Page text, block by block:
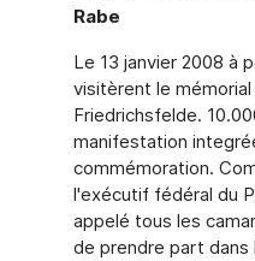
Rabe
Le 13 janvier 2008 à
visitèrent le
Friedrichsfelde.
manifestation
commémoration.
l'exécutif fédéral du
appelé tous les
de prendre part